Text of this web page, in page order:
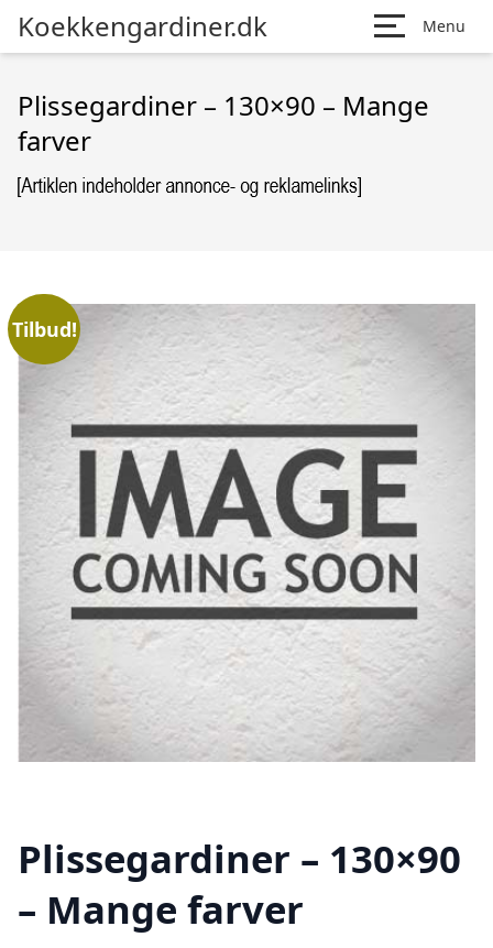
Koekkengardiner.dk Menu
Plissegardiner – 130×90 – Mange
farver
Tilbud!
Plissegardiner – 130×90
– Mange farver